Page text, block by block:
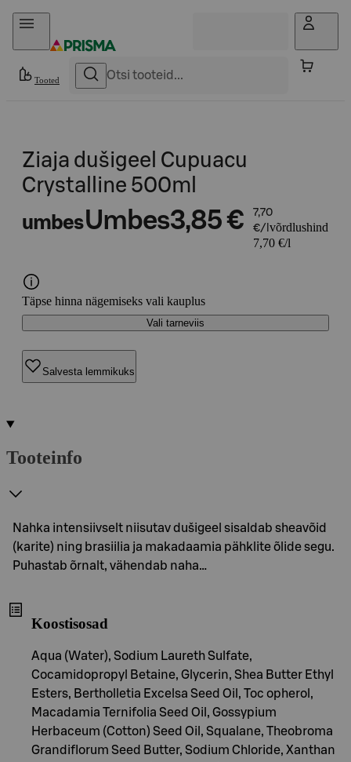
Otse sisu juurde
Tooted
Ziaja dušigeel Cupuacu
Crystalline 500ml
umbesUmbes3,85 €
7,70
€/l võrdlushind
7,70 €/l
Täpse hinna nägemiseks vali kauplus
Vali tarneviis
Salvesta lemmikuks
Tooteinfo
Nahka intensiivselt niisutav dušigeel sisaldab sheavõid
(karite) ning brasiilia ja makadaamia pähklite õlide segu.
Puhastab õrnalt, vähendab naha…
Koostisosad
Aqua (Water), Sodium Laureth Sulfate,
Cocamidopropyl Betaine, Glycerin, Shea Butter Ethyl
Esters, Bertholletia Excelsa Seed Oil, Toc opherol,
Macadamia Ternifolia Seed Oil, Gossypium
Herbaceum (Cotton) Seed Oil, Squalane, Theobroma
Grandiflorum Seed Butter, Sodium Chloride, Xanthan